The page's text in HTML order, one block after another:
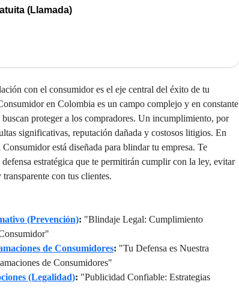
(Llamada)
con el consumidor es el eje central del éxito de tu
en Colombia es un campo complejo y en constante
proteger a los compradores. Un incumplimiento, por
significativas, reputación dañada y costosos litigios. En
está diseñada para blindar tu empresa. Te
estratégica que te permitirán cumplir con la ley, evitar
con tus clientes.
(Prevención): "Blindaje Legal: Cumplimiento
de Consumidores: "Tu Defensa es Nuestra
de Consumidores"
(Legalidad): "Publicidad Confiable: Estrategias